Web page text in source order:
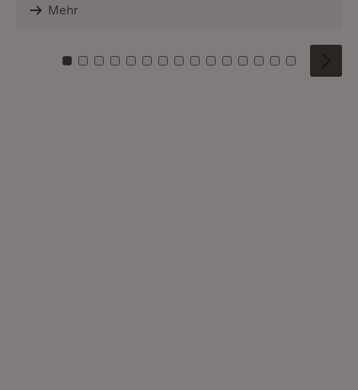
Mehr
Zu Kachel: 0
Zu Kachel: 1
Zu Kachel: 2
Zu Kachel: 3
Zu Kachel: 4
Zu Kachel: 5
Zu Kachel: 6
Zu Kachel: 7
Zu Kachel: 8
Zu Kachel: 9
Zu Kachel: 10
Zu Kachel: 11
Zu Kachel: 12
Zu Kachel:
Zu